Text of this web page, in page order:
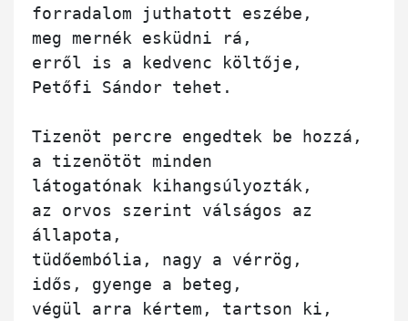
forradalom juthatott eszébe,
meg mernék esküdni rá,
erről is a kedvenc költője,
Petőfi Sándor tehet.
Tizenöt percre engedtek be hozzá,
a tizenötöt minden
látogatónak kihangsúlyozták,
az orvos szerint válságos az
állapota,
tüdőembólia, nagy a vérrög,
idős, gyenge a beteg,
végül arra kértem, tartson ki,